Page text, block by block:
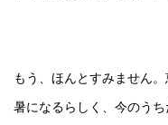
もう、ほんとすみません
暑になるらしく、今のう